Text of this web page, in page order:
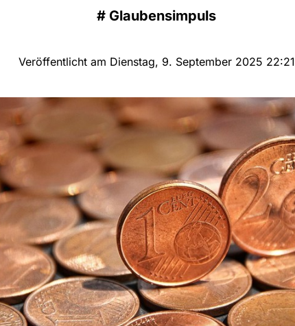
# Glaubensimpuls
Veröffentlicht am Dienstag, 9. September 2025 22:21